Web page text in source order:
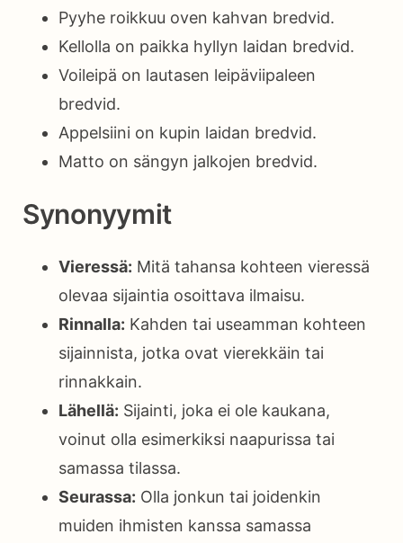
Pyyhe roikkuu oven kahvan bredvid.
Kellolla on paikka hyllyn laidan bredvid.
Voileipä on lautasen leipäviipaleen
bredvid.
Appelsiini on kupin laidan bredvid.
Matto on sängyn jalkojen bredvid.
Synonyymit
Vieressä: Mitä tahansa kohteen vieressä
olevaa sijaintia osoittava ilmaisu.
Rinnalla: Kahden tai useamman kohteen
sijainnista, jotka ovat vierekkäin tai
rinnakkain.
Lähellä: Sijainti, joka ei ole kaukana,
voinut olla esimerkiksi naapurissa tai
samassa tilassa.
Seurassa: Olla jonkun tai joidenkin
muiden ihmisten kanssa samassa